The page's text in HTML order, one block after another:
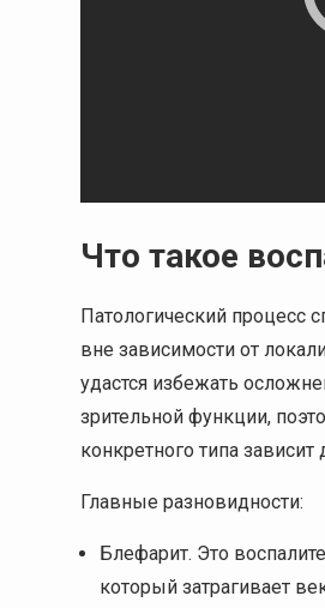
Что такое
Патологический процесс
вне зависимости от
удастся избежать
зрительной функции,
конкретного типа
Главные разновидности:
Блефарит. Это
который затрагивает